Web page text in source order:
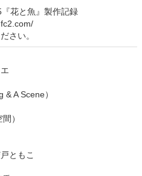
花と魚』製作記録
さい。
A Scene）
）
ともこ